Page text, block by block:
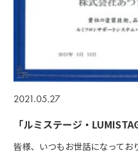
2021.05.27
「ルミステージ・
皆様、いつもお世話になってお